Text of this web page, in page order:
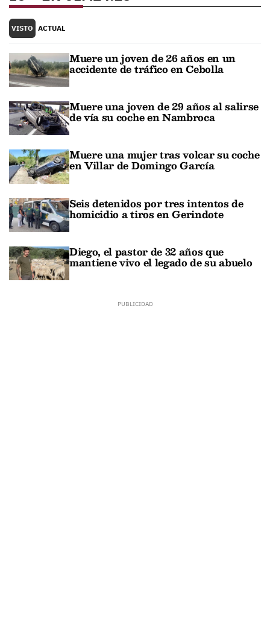
VISTO ACTUAL
Muere un joven de 26 años en un
accidente de tráfico en Cebolla
Muere una joven de 29 años al salirse
de vía su coche en Nambroca
Muere una mujer tras volcar su coche
en Villar de Domingo García
Seis detenidos por tres intentos de
homicidio a tiros en Gerindote
Diego, el pastor de 32 años que
mantiene vivo el legado de su abuelo